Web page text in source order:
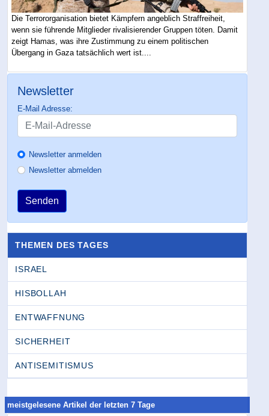
Die Terrororganisation bietet Kämpfern angeblich Straffreiheit,
wenn sie führende Mitglieder rivalisierender Gruppen töten. Damit
zeigt Hamas, was ihre Zustimmung zu einem politischen
Übergang in Gaza tatsächlich wert ist....
Newsletter
E-Mail Adresse:
Newsletter anmelden
Newsletter abmelden
Senden
THEMEN DES TAGES
ISRAEL
HISBOLLAH
ENTWAFFNUNG
SICHERHEIT
ANTISEMITISMUS
meistgelesene Artikel der letzten 7 Tage